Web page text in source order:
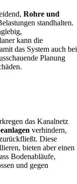
Rohre und
standhalten.
kann die
das System auch bei
Planung
das Kanalnetz
verhindern,
Diese
bieten aber einen
Bodenabläufe,
und gegen